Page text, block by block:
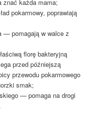
każda mama;
pokarmowy, poprawiają
— pomagają w walce z
florę bakteryjną
przed późniejszą
przewodu pokarmowego
smak;
— pomaga na drogi